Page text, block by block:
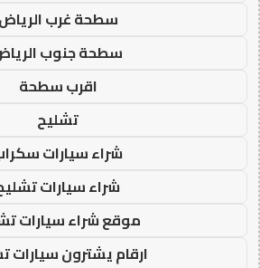
سطحة غرب الرياض
سطحة جنوب
اقرب سطحة
تشليح
شراء سيارات
شراء سيارات
موقع شراء سيارات
ارقام يشترون سيارات